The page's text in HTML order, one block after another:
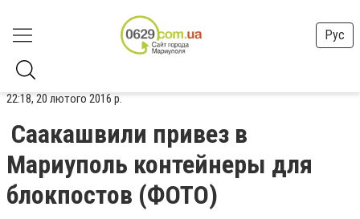
Рус
22:18, 20 лютого 2016 р.
Саакашвили привез в
Мариуполь контейнеры для
блокпостов (ФОТО)